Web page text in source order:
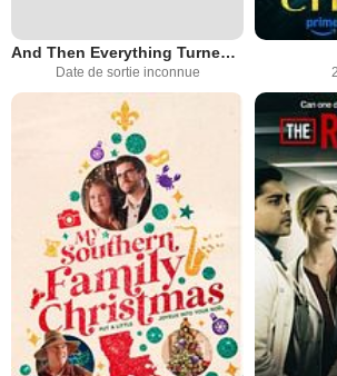
And Then Everything Turned Itself Inside Out
Date de sortie inconnue